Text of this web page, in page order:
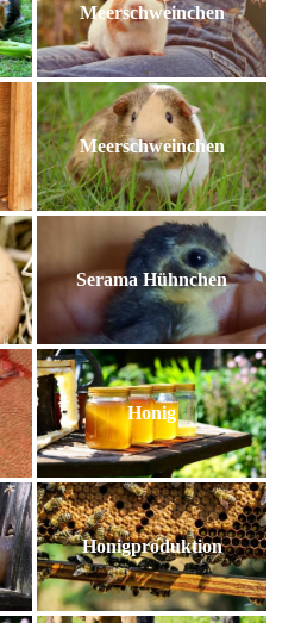
Meerschweinchen
Meerschweinchen
Serama Hühnchen
Honig
Honigproduktion